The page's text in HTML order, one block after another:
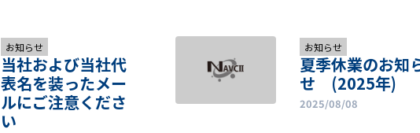
お知らせ
当社および当社代
表名を装ったメー
ルにご注意くださ
い
お知らせ
夏季休業のお知
せ (2025年)
2025/08/08